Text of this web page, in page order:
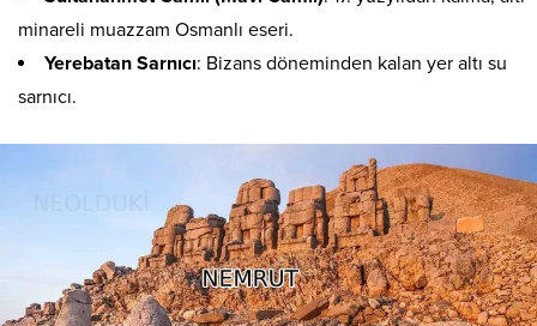
minareli muazzam Osmanlı eseri.
Yerebatan Sarnıcı: Bizans döneminden kalan yer altı su
sarnıcı.